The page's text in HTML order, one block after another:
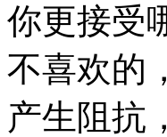
你更接受
不喜欢的
产生阻抗